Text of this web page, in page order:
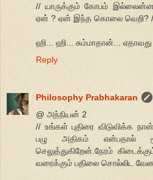
// யாருக்கும் கோபம்
ஏன் ? ஏன் இந்த கொலை வெறி?
ஹி... ஹி... சும்மாதான்... ஏதாவது
Reply
Philosophy Prabhakaran
@ அந்நியன் 2
// உங்கள் புதிரை விடுவிக்க
பழு அதிகம் என்பதால்
செலுத்துகிறேன்.நேரம்
வரைக்கும் பதிலை சொல்லிட